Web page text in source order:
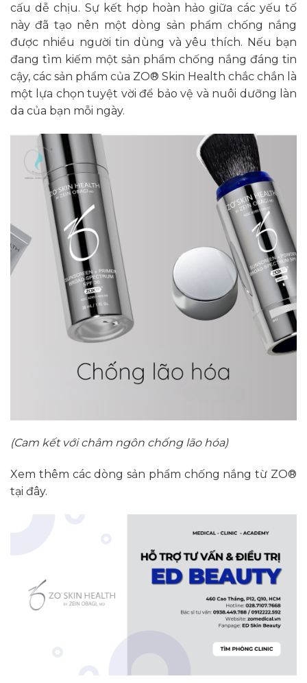
cấu dễ chịu. Sự kết hợp hoàn hảo giữa các yếu tố
này đã tạo nên một dòng sản phẩm chống nắng
được nhiều người tin dùng và yêu thích. Nếu bạn
đang tìm kiếm một sản phẩm chống nắng đáng tin
cậy, các sản phẩm của ZO® Skin Health chắc chắn là
một lựa chọn tuyệt vời để bảo vệ và nuôi dưỡng làn
da của bạn mỗi ngày.
(Cam kết với châm ngôn chống lão hóa)
Xem thêm các dòng sản phẩm chống nắng từ ZO®
tại đây.